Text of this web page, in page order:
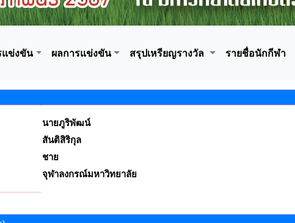
แข่งขัน ผลการแข่งขัน สรุปเหรียญรางวัล รายชื่อนักกีฬา
นายภูริพัฒน์
สันติสิริกุล
ชาย
จุฬาลงกรณ์มหาวิทยาลัย